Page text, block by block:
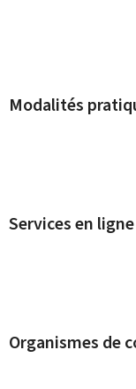
Modalités
Services en
Organismes de